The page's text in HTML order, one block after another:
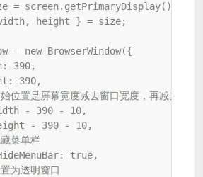
=
height } = size;
= new BrowserWindow({
390,
390,
位置是屏幕宽度减去窗口宽度，再减去10个
- 390 - 10,
- 390 - 10,
菜单栏
true,
为透明窗口